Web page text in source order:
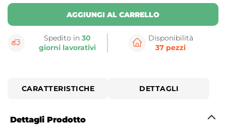
AGGIUNGI AL CARRELLO
Spedito in 30
giorni lavorativi
Disponibilità
37 pezzi
CARATTERISTICHE DETTAGLI
Dettagli Prodotto